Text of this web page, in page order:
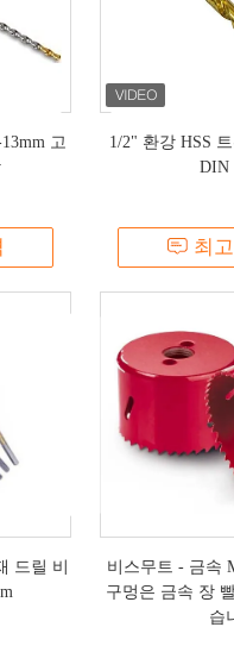
고
1/2" 환강 HSS
DIN
최
드릴 비
비스무트 - 금속
구멍은 금속 장
습